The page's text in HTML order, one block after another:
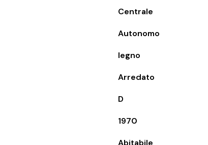
Centrale
Autonomo
legno
Arredato
D
1970